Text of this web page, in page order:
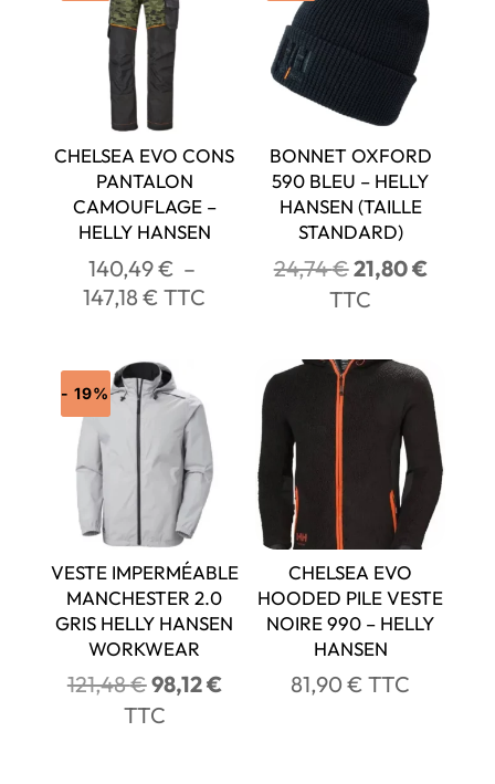
CHELSEA EVO CONS
PANTALON
CAMOUFLAGE –
HELLY HANSEN
140,49€ –
147,18€ Plage
140,49 €
à
147,18 €
TTC
BONNET OXFORD
590 BLEU – HELLY
HANSEN (TAILLE
STANDARD)
24,74€Le
prix
était :
24,74 €.
21,80€Le
21,80
TTC
- 19%
VESTE IMPERMÉABLE
MANCHESTER 2.0
GRIS HELLY HANSEN
WORKWEAR
121,48€Le
prix
98,12€Le
TTC
CHELSEA EVO
HOODED PILE VESTE
NOIRE 990 – HELLY
HANSEN
81,90€ TTC